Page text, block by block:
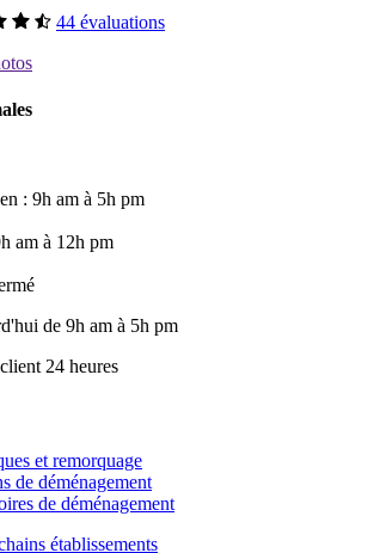
44 évaluations
: 9h am à 5h pm
am à 12h pm
de 9h am à 5h pm
24 heures
et remorquage
de déménagement
de déménagement
établissements